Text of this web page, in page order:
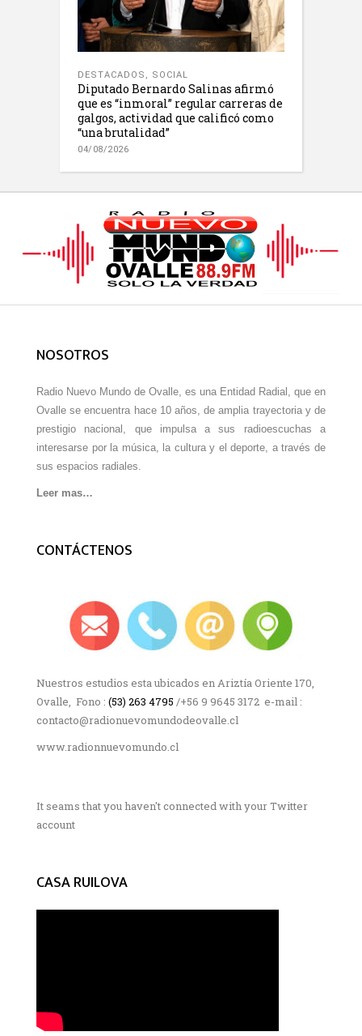
DESTACADOS , SOCIAL
Diputado Bernardo Salinas afirmó
que es “inmoral” regular carreras de
galgos, actividad que calificó como
“una brutalidad”
04/08/2026
NOSOTROS
Radio Nuevo Mundo de Ovalle, es una Entidad Radial, que en
Ovalle se encuentra hace 10 años, de amplia trayectoria y de
prestigio nacional, que impulsa a sus radioescuchas a
interesarse por la música, la cultura y el deporte, a través de
sus espacios radiales.
Leer mas…
CONTÁCTENOS
Nuestros estudios esta ubicados en Ariztía Oriente 170,
Ovalle, Fono : (53) 263 4795 /+56 9 9645 3172 e-mail :
contacto@radionuevomundodeovalle.cl
www.radionnuevomundo.cl
It seams that you haven't connected with your Twitter
account
CASA RUILOVA